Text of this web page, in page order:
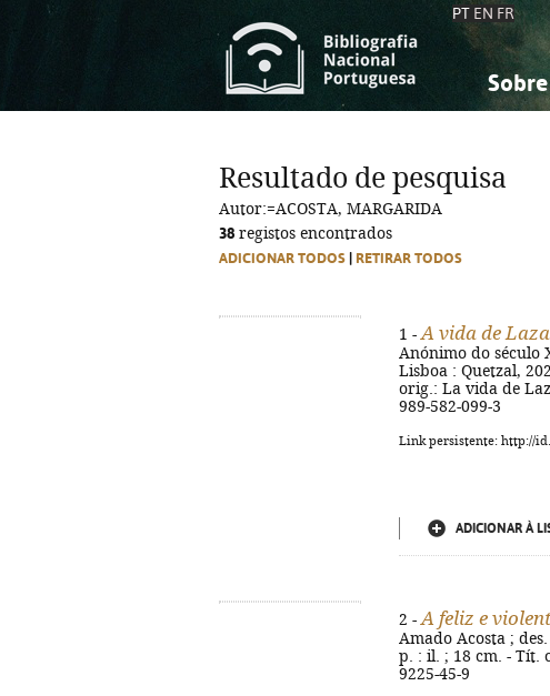
PT EN FR
Sobre
Ciências
Ciências
Resultado de pesquisa
Autor:=ACOSTA, MARGARIDA
38 registos encontrados
ADICIONAR TODOS RETIRAR TODOS
1 - A vida de
Anónimo do século
Lisboa : Quetzal,
orig.: La vida de
989-582-099-3
Link persistente: http://
ADICIONAR À
2 - A feliz e
Amado Acosta ;
p. : il. ; 18 cm. - Tít.
9225-45-9